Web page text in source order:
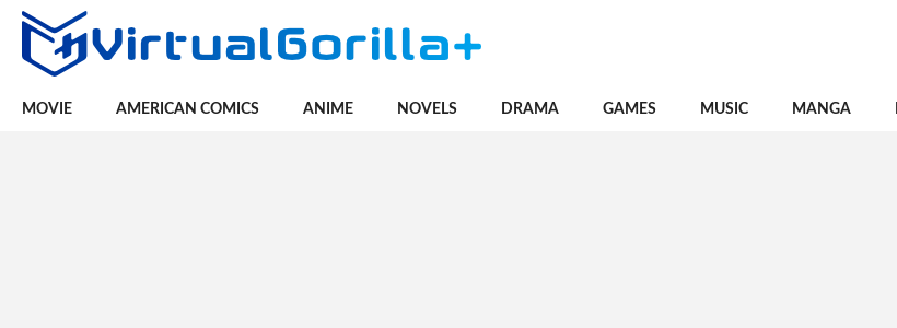
MOVIE AMERICAN COMICS ANIME NOVELS DRAMA GAMES MUSIC MANGA